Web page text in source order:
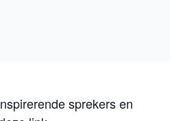
sprekers en